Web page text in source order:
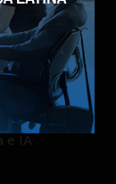
se
e IA